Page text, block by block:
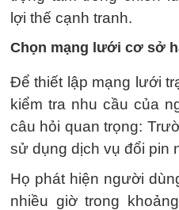
lợi thế cạnh tranh.
Chọn mạng lưới cơ sở
Để thiết lập mạng lưới
kiểm tra nhu cầu của
câu hỏi quan trọng:
sử dụng dịch vụ đổi pin
Họ phát hiện người
nhiều giờ trong